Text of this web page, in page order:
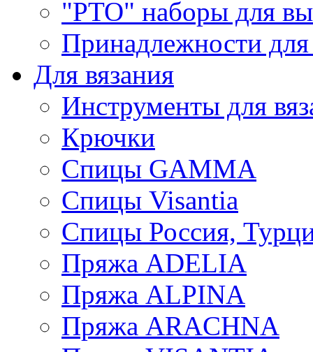
"РТО" наборы для
Принадлежности
Для вязания
Инструменты для
Крючки
Спицы GAMMA
Спицы Visantia
Спицы Россия,
Пряжа ADELIA
Пряжа ALPINA
Пряжа ARACHNA